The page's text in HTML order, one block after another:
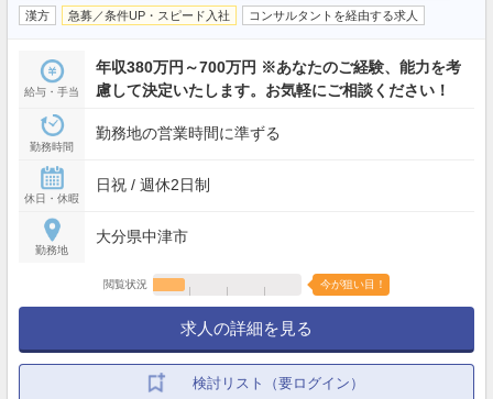
漢方
急募／条件UP・スピード入社 コンサルタントを経由する求人
給与・手当
年収380万円～700万円 ※あなたのご経験、能力を考
慮して決定いたします。お気軽にご相談ください！
勤務時間
勤務地の営業時間に準ずる
休日・休暇
日祝 / 週休2日制
勤務地
大分県中津市
閲覧状況 今が狙い目！
求人の詳細を見る
検討リスト（要ログイン）